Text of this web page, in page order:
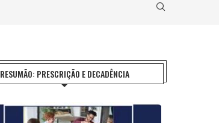
RESUMÃO: PRESCRIÇÃO E DECADÊNCIA